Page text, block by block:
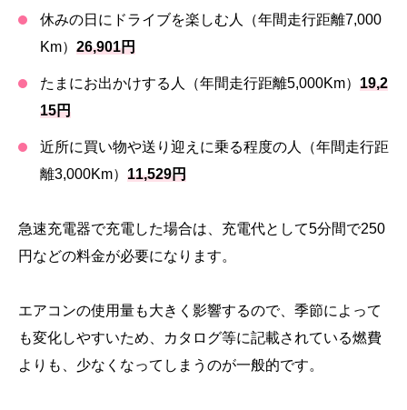
休みの日にドライブを楽しむ人（年間走行距離7,000
Km） 26,901円
たまにお出かけする人（年間走行距離5,000Km） 19,2
15円
近所に買い物や送り迎えに乗る程度の人（年間走行距
離3,000Km） 11,529円
急速充電器で充電した場合は、充電代として5分間で250
円などの料金が必要になります。
エアコンの使用量も大きく影響するので、季節によって
も変化しやすいため、カタログ等に記載されている燃費
よりも、少なくなってしまうのが一般的です。